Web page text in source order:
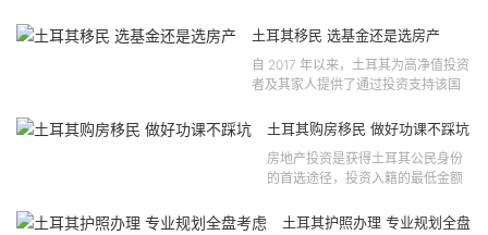
失。许多投资者轻信营销宣传或不
土耳其移民 选基金还是选房产
自 2017 年以来，土耳其为高净值投资
者及其家人提供了通过投资支持该国
会。 该计划的一大亮点在于其涵盖广
土耳其购房移民 做好功课不踩坑
房地产投资是获得土耳其公民身份
的首选途径，投资入籍的最低金额
二手房产。这一门槛自2019年调整
土耳其护照办理 专业规划全盘